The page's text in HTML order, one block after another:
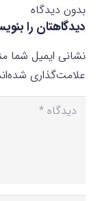
بدون دیدگاه
دیدگاهتان را
نشانی ایمیل شما
علامت‌گذاری